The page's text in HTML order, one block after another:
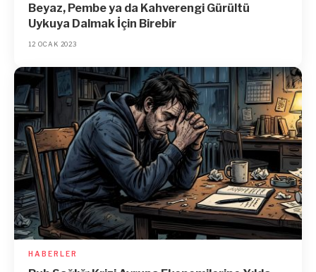
Beyaz, Pembe ya da Kahverengi Gürültü
Uykuya Dalmak İçin Birebir
12 OCAK 2023
HABERLER